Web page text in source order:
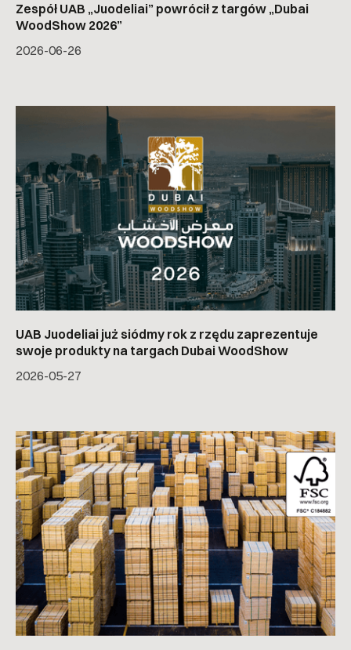
Zespół UAB „Juodeliai” powrócił z targów „Dubai
WoodShow 2026”
2026-06-26
UAB Juodeliai już siódmy rok z rzędu zaprezentuje
swoje produkty na targach Dubai WoodShow
2026-05-27